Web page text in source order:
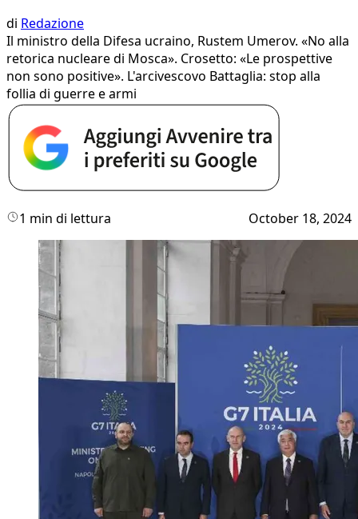
di Redazione
Il ministro della Difesa ucraino, Rustem Umerov. «No alla
retorica nucleare di Mosca». Crosetto: «Le prospettive
non sono positive». L'arcivescovo Battaglia: stop alla
follia di guerre e armi
1 min di lettura October 18, 2024